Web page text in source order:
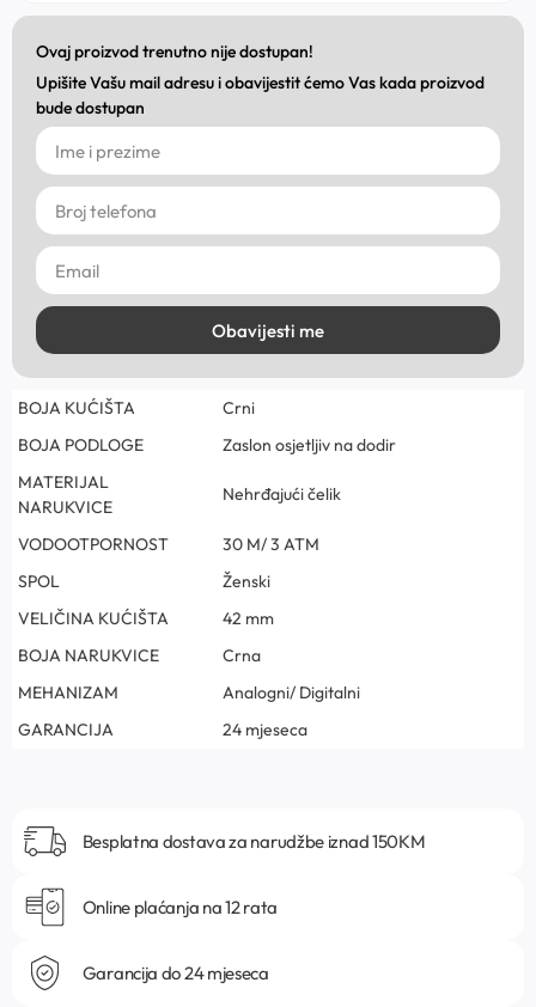
Ovaj proizvod trenutno nije dostupan!
Upišite Vašu mail adresu i obavijestit ćemo Vas kada proizvod
bude dostupan
Obavijesti me
BOJA KUĆIŠTA
Crni
BOJA PODLOGE
Zaslon osjetljiv na dodir
MATERIJAL
NARUKVICE
Nehrđajući čelik
VODOOTPORNOST
30 M/ 3 ATM
SPOL
Ženski
VELIČINA KUĆIŠTA
42 mm
BOJA NARUKVICE
Crna
MEHANIZAM
Analogni/ Digitalni
GARANCIJA
24 mjeseca
Besplatna dostava za narudžbe iznad 150KM
Online plaćanja na 12 rata
Garancija do 24 mjeseca